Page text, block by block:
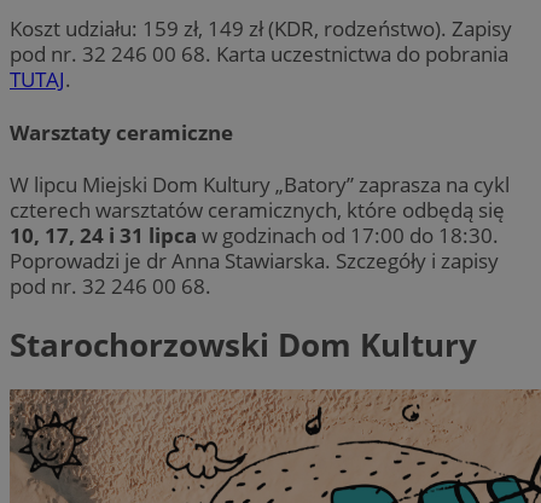
Koszt udziału: 159 zł, 149 zł (KDR, rodzeństwo). Zapisy
pod nr. 32 246 00 68. Karta uczestnictwa do pobrania
TUTAJ.
Warsztaty ceramiczne
W lipcu Miejski Dom Kultury „Batory” zaprasza na cykl
czterech warsztatów ceramicznych, które odbędą się
10, 17, 24 i 31 lipca w godzinach od 17:00 do 18:30.
Poprowadzi je dr Anna Stawiarska. Szczegóły i zapisy
pod nr. 32 246 00 68.
Starochorzowski Dom Kultury